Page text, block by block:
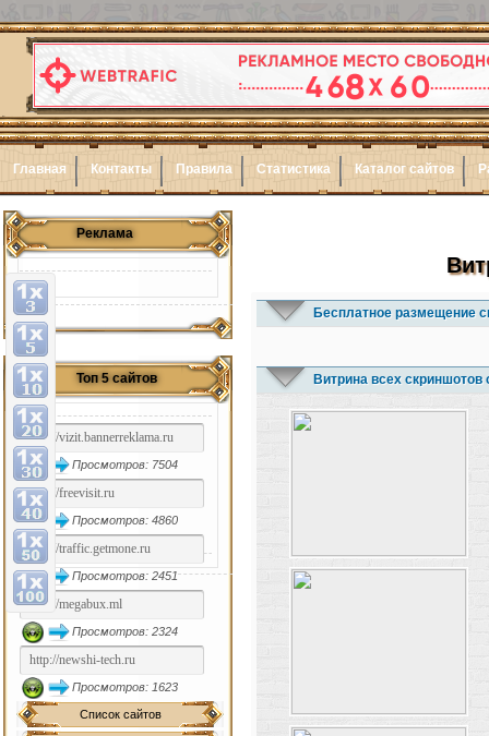
Главная Контакты Правила Статистика Каталог сайтов
Реклама
Топ 5 сайтов
Просмотров: 7504
Просмотров: 4860
Просмотров: 2451
Просмотров: 2324
Просмотров: 1623
Список сайтов
Бесплатное размещение
Витрина всех скриншотов